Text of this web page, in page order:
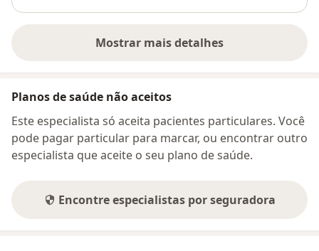
Mostrar mais detalhes
sobre o endereço
Planos de saúde não aceitos
Este especialista só aceita pacientes particulares. Você
pode pagar particular para marcar, ou encontrar outro
especialista que aceite o seu plano de saúde.
Encontre especialistas por seguradora